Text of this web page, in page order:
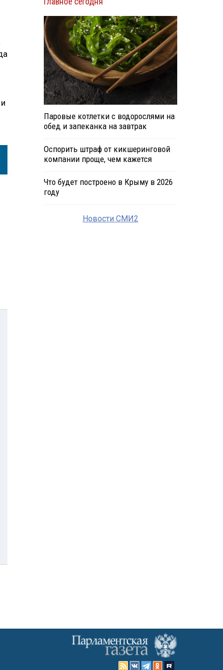
Паровые котлетки с водорослями на
обед и запеканка на завтрак
Оспорить штраф от кикшеринговой
компании проще, чем кажется
Что будет построено в Крыму в 2026
году
Новости СМИ2